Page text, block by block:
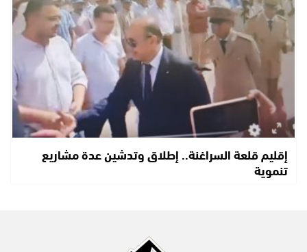
إقليم قلعة السراغنة.. إطلاق وتدشين عدة مشاريع
تنموية